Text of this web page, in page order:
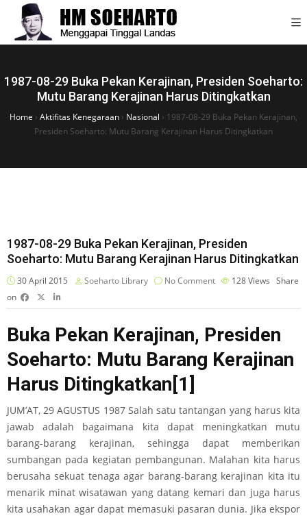
1987-08-29 Buka Pekan Kerajinan, Presiden Soeharto:
Mutu Barang Kerajinan Harus Ditingkatkan
Home › Aktifitas Kenegaraan › Nasional › 1987-08-29 Buka Pekan Kerajinan,
Presiden Soeharto: Mutu Barang Kerajinan Harus Ditingkatkan
1987-08-29 Buka Pekan Kerajinan, Presiden
Soeharto: Mutu Barang Kerajinan Harus Ditingkatkan
30 April 2015 Soeharto Library No Comment 128Views Share
on
Buka Pekan Kerajinan, Presiden
Soeharto: Mutu Barang Kerajinan
Harus Ditingkatkan [1]
JUM’AT, 29 AGUSTUS 1987 Salah satu tantangan yang harus kita
jawab adalah bagaimana kita dapat meningkatkan mutu
barang-barang kerajinan, sehingga dapat memberikan
sumbangan pada kegiatan pembangunan. Malahan kita harus
berusaha sekuat tenaga agar barang-barang kerajinan kita itu
menarik minat wisatawan yang datang kemari dan juga harus
kita usahakan agar dapat memasuki pasaran dunia. Jika ekspor